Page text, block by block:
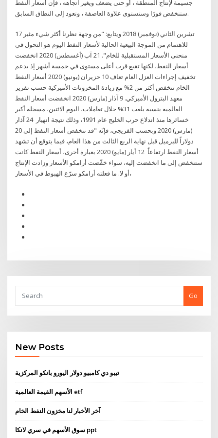
جسيمة لإنتاج المنطقة ، أو حتى يضعف ويغير اتجاهه ، فإن أسعار النفط
ستنخفض فورًا وستستوى علاوة العاصفة ، وتعود إلى النطاق السابق.
17 تشرين الثاني (نوفمبر) 2018 ويتابع: "من وجهة نظرنا أكثر شيء مثير
للاهتمام من الموجة البيعية الحالية لأسعار النفط اليوم هو التحول في
منحنى الأسعار المستقبلية للخام". 21 آب (أغسطس) 2020 انخفضت
أسعار النفط، لكنها تقبع قرب أعلى مستوى في خمسة أشهر إذ يدعم
تخفيف إجراءات العزل العام تعاف 10 حزيران (يونيو) 2020 أسعار النفط
الخام تنخفض أكثر من 2% مع زيادة المخزونات الأميركية حسب تقرير
معهد البترول الأميركي. 9 آذار (مارس) 2020 انخفضت أسعار النفط
العالمية بنسبة بلغت 31% خلال تعاملات، اليوم الاثنين، مسجلة أكبر
خسائرها منذ اندلاع حرب الخليج عام 1991، وذلك نتيجة انهيار 24 آذار
(مارس) 2020 وبحسب الفريجي، فإنّه "قد تنخفض أسعار النفط إلى 20
دولاراً للبرميل قبل نهاية الربع الثالث من هذا العام، فيما يتوقع أن تشهد
أسعار النفط ارتفاعاً 12 أيار (مايو) 2020 بعبارة أخرى، أسعار النفط كانت
ستنخفض إلى ما انخفضت إليه، سواء خفّضت أرامكو الأسعار وزادت الإنتاج
أو لا. ما فعلته أرامكو سرّع الهبوط في الأسعار،
Go
New Posts
تيبو دي كامبيو دولار اليورو بانكو المركزية
الأسهم القيمة العالمية etf
آخر الأخبار لنا مخزون النفط الخام
سوق الأسهم في سري لانكا ppt